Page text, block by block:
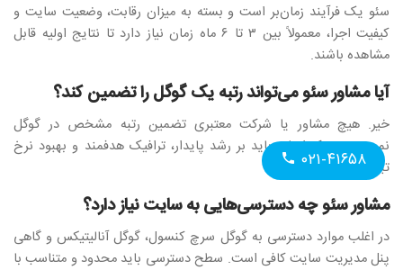
سئو یک فرآیند زمان‌بر است و بسته به میزان رقابت، وضعیت سایت و
کیفیت اجرا، معمولاً بین ۳ تا ۶ ماه زمان نیاز دارد تا نتایج اولیه قابل
مشاهده باشند.
آیا مشاور سئو می‌تواند رتبه یک گوگل را تضمین کند؟
خیر. هیچ مشاور یا شرکت معتبری تضمین رتبه مشخص در گوگل
نمی‌دهد. تمرکز اصلی باید بر رشد پایدار، ترافیک هدفمند و بهبود نرخ
تبدیل باشد.
مشاور سئو چه دسترسی‌هایی به سایت نیاز دارد؟
در اغلب موارد دسترسی به گوگل سرچ کنسول، گوگل آنالیتیکس و گاهی
پنل مدیریت سایت کافی است. سطح دسترسی باید محدود و متناسب با
۰۲۱-۴۱۶۵۸